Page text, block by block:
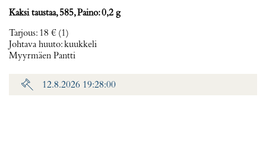
Kaksi taustaa, 585, Paino: 0,2 g
Tarjous: 18 € (1)
Johtava huuto:kuukkeli
Myyrmäen Pantti
12.8.2026 19:28:00